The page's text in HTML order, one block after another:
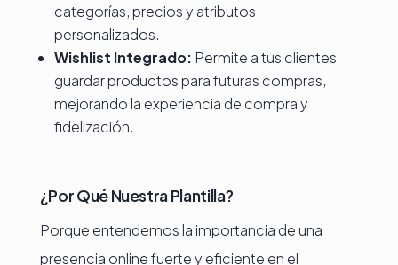
categorías, precios y atributos
personalizados.
Wishlist Integrado: Permite a tus clientes
guardar productos para futuras compras,
mejorando la experiencia de compra y
fidelización.
¿Por Qué Nuestra Plantilla?
Porque entendemos la importancia de una
presencia online fuerte y eficiente en el